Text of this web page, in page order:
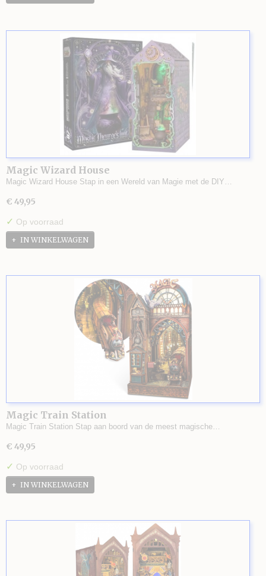
Magic Wizard House
Magic Wizard House Stap in een Wereld van Magie met de DIY…
€ 49,95
✓ Op voorraad
IN WINKELWAGEN
Magic Train Station
Magic Train Station Stap aan boord van de meest magische…
€ 49,95
✓ Op voorraad
IN WINKELWAGEN